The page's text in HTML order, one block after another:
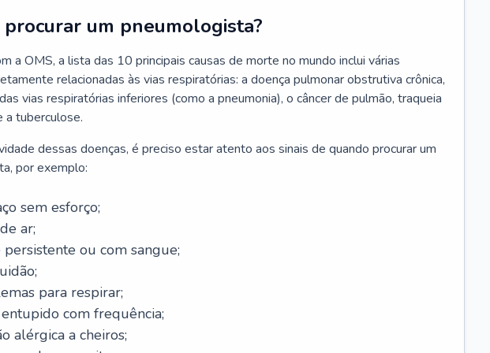
procurar um pneumologista?
a OMS, a lista das 10 principais causas de morte no mundo inclui várias
relacionadas às vias respiratórias: a doença pulmonar obstrutiva crônica,
vias respiratórias inferiores (como a pneumonia), o câncer de pulmão, traqueia
a tuberculose.
dessas doenças, é preciso estar atento aos sinais de quando procurar um
por exemplo:
sem esforço;
ar;
persistente ou com sangue;
para respirar;
com frequência;
alérgica a cheiros;